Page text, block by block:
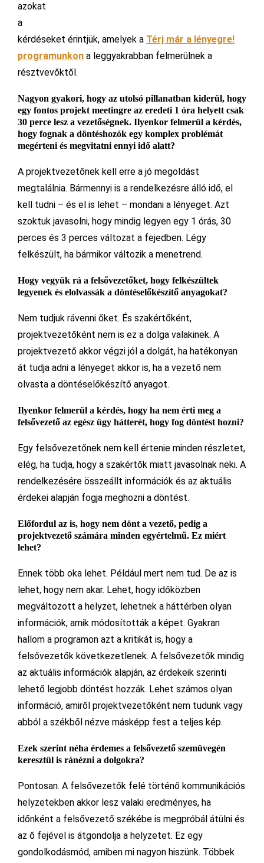
azokat
a
kérdéseket érintjük, amelyek a Térj már a lényegre!
programunkon a leggyakrabban felmerülnek a
résztvevőktől.
Nagyon gyakori, hogy az utolsó pillanatban kiderül, hogy
egy fontos projekt meetingre az eredeti 1 óra helyett csak
30 perce lesz a vezetőségnek. Ilyenkor felmerül a kérdés,
hogy fognak a döntéshozók egy komplex problémát
megérteni és megvitatni ennyi idő alatt?
A projektvezetőnek kell erre a jó megoldást
megtalálnia. Bármennyi is a rendelkezésre álló idő, el
kell tudni – és el is lehet – mondani a lényeget. Azt
szoktuk javasolni, hogy mindig legyen egy 1 órás, 30
perces és 3 perces változat a fejedben. Légy
felkészült, ha bármikor változik a menetrend.
Hogy vegyük rá a felsővezetőket, hogy felkészültek
legyenek és elolvassák a döntéselőkészítő anyagokat?
Nem tudjuk rávenni őket. És szakértőként,
projektvezetőként nem is ez a dolga valakinek. A
projektvezető akkor végzi jól a dolgát, ha hatékonyan
át tudja adni a lényeget akkor is, ha a vezető nem
olvasta a döntéselőkészítő anyagot.
Ilyenkor felmerül a kérdés, hogy ha nem érti meg a
felsővezető az egész ügy hátterét, hogy fog döntést hozni?
Egy felsővezetőnek nem kell értenie minden részletet,
elég, ha tudja, hogy a szakértők miatt javasolnak neki. A
rendelkezésére összeállt információk és az aktuális
érdekei alapján fogja meghozni a döntést.
Előfordul az is, hogy nem dönt a vezető, pedig a
projektvezető számára minden egyértelmű. Ez miért
lehet?
Ennek több oka lehet. Például mert nem tud. De az is
lehet, hogy nem akar. Lehet, hogy időközben
megváltozott a helyzet, lehetnek a háttérben olyan
információk, amik módosították a képet. Gyakran
hallom a programon azt a kritikát is, hogy a
felsővezetők következetlenek. A felsővezetők mindig
az aktuális információk alapján, az érdekeik szerinti
lehető legjobb döntést hozzák. Lehet számos olyan
információ, amiről projektvezetőként nem tudunk vagy
abból a székből nézve másképp fest a teljes kép.
Ezek szerint néha érdemes a felsővezető szemüvegén
keresztül is ránézni a dolgokra?
Pontosan. A felsővezetők felé történő kommunikációs
helyzetekben akkor lesz valaki eredményes, ha
időnként a felsővezető székébe is megpróbál átülni és
az ő fejével is átgondolja a helyzetet. Ez egy
gondolkodásmód, amiben mi nagyon hiszünk. Többek